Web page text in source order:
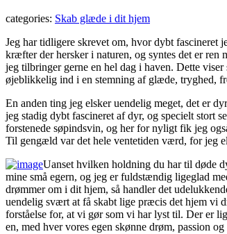
categories: Skab glæde i dit hjem
Jeg har tidligere skrevet om, hvor dybt fascineret
kræfter der hersker i naturen, og syntes det er ren
jeg tilbringer gerne en hel dag i haven. Dette
øjeblikkelig ind i en stemning af glæde, tryghed,
En anden ting jeg elsker uendelig meget, det er
jeg stadig dybt fascineret af dyr, og specielt stort
forstenede søpindsvin, og her for nyligt fik jeg
Til gengæld var det hele ventetiden værd, for jeg
Uanset hvilken holdning du har til døde
mine små egern, og jeg er fuldstændig ligeglad
drømmer om i dit hjem, så handler det
uendelig svært at få skabt lige præcis det hjem vi
forståelse for, at vi gør som vi har lyst til. Der er
en, med hver vores egen skønne drøm, passion